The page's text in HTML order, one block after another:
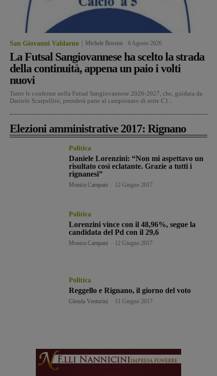
San Giovanni Valdarno Michele Bossini 6 Agosto 2026
La Futsal Sangiovannese ha scelto la strada
della continuità, appena un paio i volti
nuovi
Tante le conferme nella Futsal Sangiovannese 2026-2027, che, guidata da
Daniele Scarpellini, prenderà parte al campionato di serie C1...
Elezioni amministrative 2017: Rignano
Politica
Daniele Lorenzini: “Non mi aspettavo un
risultato così eclatante. Grazie a tutti i
rignanesi”
Monica Campani 12 Giugno 2017
Politica
Lorenzini vince con il 48,96%, segue la
candidata del Pd con il 29,6
Monica Campani 12 Giugno 2017
Politica
Reggello e Rignano, il giorno del voto
Glenda Venturini 11 Giugno 2017